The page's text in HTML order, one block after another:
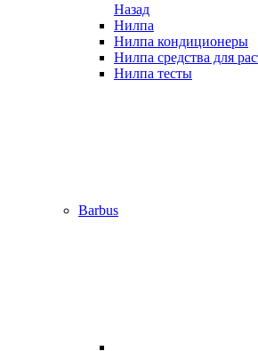
Назад
Нилпа
Нилпа кондиционеры
Нилпа средства для
Нилпа тесты
Barbus